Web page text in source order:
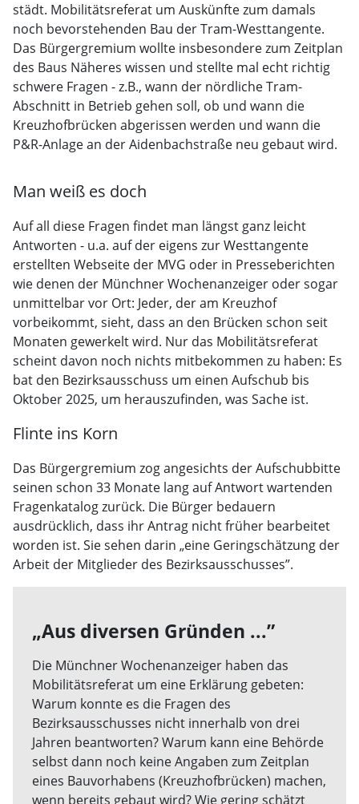
städt. Mobilitätsreferat um Auskünfte zum damals
noch bevorstehenden Bau der Tram-Westtangente.
Das Bürgergremium wollte insbesondere zum Zeitplan
des Baus Näheres wissen und stellte mal echt richtig
schwere Fragen - z.B., wann der nördliche Tram-
Abschnitt in Betrieb gehen soll, ob und wann die
Kreuzhofbrücken abgerissen werden und wann die
P&R-Anlage an der Aidenbachstraße neu gebaut wird.
Man weiß es doch
Auf all diese Fragen findet man längst ganz leicht
Antworten - u.a. auf der eigens zur Westtangente
erstellten Webseite der MVG oder in Presseberichten
wie denen der Münchner Wochenanzeiger oder sogar
unmittelbar vor Ort: Jeder, der am Kreuzhof
vorbeikommt, sieht, dass an den Brücken schon seit
Monaten gewerkelt wird. Nur das Mobilitätsreferat
scheint davon noch nichts mitbekommen zu haben: Es
bat den Bezirksausschuss um einen Aufschub bis
Oktober 2025, um herauszufinden, was Sache ist.
Flinte ins Korn
Das Bürgergremium zog angesichts der Aufschubbitte
seinen schon 33 Monate lang auf Antwort wartenden
Fragenkatalog zurück. Die Bürger bedauern
ausdrücklich, dass ihr Antrag nicht früher bearbeitet
worden ist. Sie sehen darin „eine Geringschätzung der
Arbeit der Mitglieder des Bezirksausschusses”.
„Aus diversen Gründen ...”
Die Münchner Wochenanzeiger haben das
Mobilitätsreferat um eine Erklärung gebeten:
Warum konnte es die Fragen des
Bezirksausschusses nicht innerhalb von drei
Jahren beantworten? Warum kann eine Behörde
selbst dann noch keine Angaben zum Zeitplan
eines Bauvorhabens (Kreuzhofbrücken) machen,
wenn bereits gebaut wird? Wie gering schätzt